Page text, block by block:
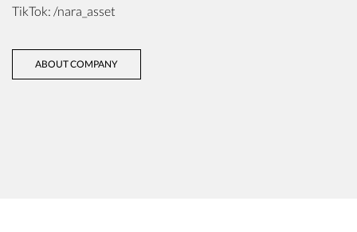
TikTok: /nara_asset
ABOUT COMPANY